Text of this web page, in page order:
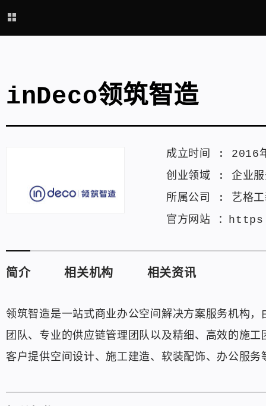
inDeco领筑智造
成立时间 : 2016
创业领域 : 企业
所属公司 :
艺格
官方网站 ：
简介 相关机构 相关资讯
领筑智造是一站式商业办公空间解决方案服务机构
团队、专业的供应链管理团队以及精细、高效的施
客户提供空间设计、施工建造、软装配饰、办公服务